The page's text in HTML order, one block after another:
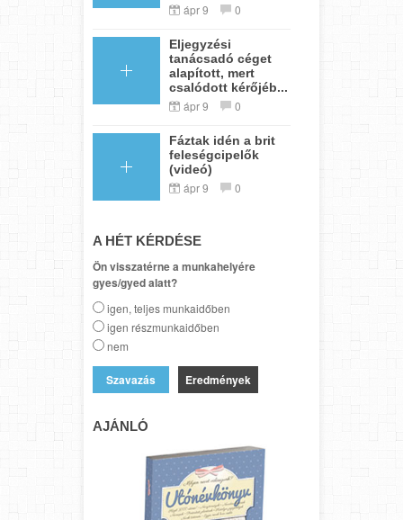
ápr 9 0
Eljegyzési
tanácsadó céget
alapított, mert
csalódott kérőjéb...
ápr 9 0
Fáztak idén a brit
feleségcipelők
(videó)
ápr 9 0
A HÉT KÉRDÉSE
Ön visszatérne a munkahelyére
gyes/gyed alatt?
igen, teljes munkaidőben
igen részmunkaidőben
nem
Eredmények
AJÁNLÓ